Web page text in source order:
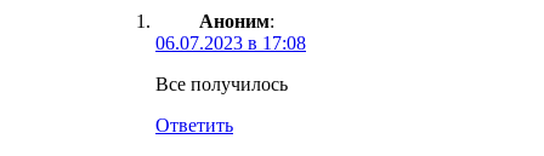
Аноним:
06.07.2023 в 17:08
Все получилось
Ответить